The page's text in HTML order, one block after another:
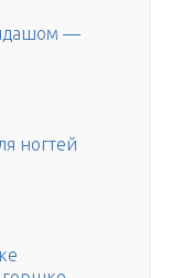
—
ногтей